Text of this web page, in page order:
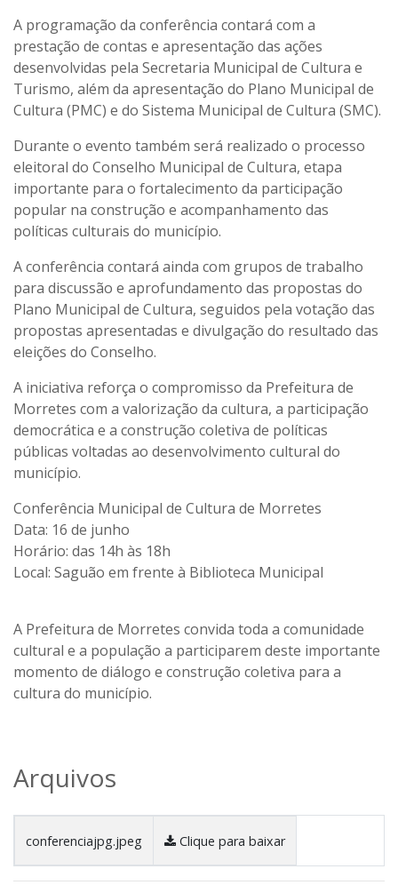
A programação da conferência contará com a
prestação de contas e apresentação das ações
desenvolvidas pela Secretaria Municipal de Cultura e
Turismo, além da apresentação do Plano Municipal de
Cultura (PMC) e do Sistema Municipal de Cultura (SMC).
Durante o evento também será realizado o processo
eleitoral do Conselho Municipal de Cultura, etapa
importante para o fortalecimento da participação
popular na construção e acompanhamento das
políticas culturais do município.
A conferência contará ainda com grupos de trabalho
para discussão e aprofundamento das propostas do
Plano Municipal de Cultura, seguidos pela votação das
propostas apresentadas e divulgação do resultado das
eleições do Conselho.
A iniciativa reforça o compromisso da Prefeitura de
Morretes com a valorização da cultura, a participação
democrática e a construção coletiva de políticas
públicas voltadas ao desenvolvimento cultural do
município.
Conferência Municipal de Cultura de Morretes
Data: 16 de junho
Horário: das 14h às 18h
Local: Saguão em frente à Biblioteca Municipal
A Prefeitura de Morretes convida toda a comunidade
cultural e a população a participarem deste importante
momento de diálogo e construção coletiva para a
cultura do município.
Arquivos
conferenciajpg.jpeg Clique para baixar